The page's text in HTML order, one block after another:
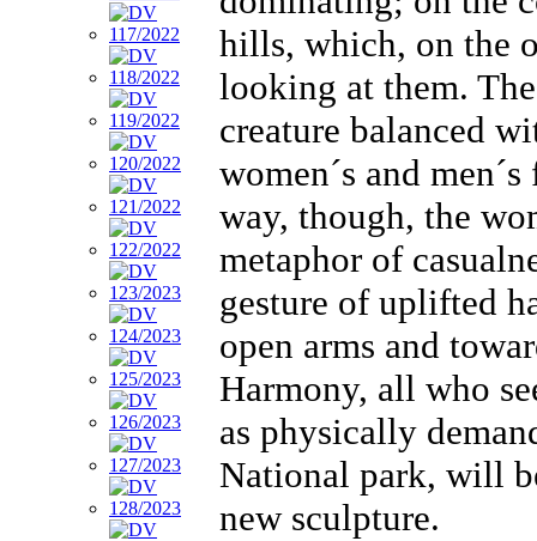
hills, which, on the
looking at them.
creature balanced
women´s and
way, though, the
metaphor of
gesture of uplifted
open arms and
Harmony, all who
as physically
National park, will
new sculpture.